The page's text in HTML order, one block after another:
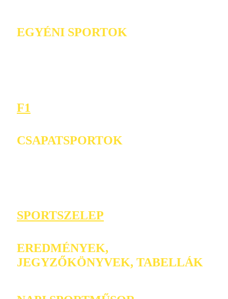
EGYÉNI SPORTOK
F1
CSAPATSPORTOK
SPORTSZELEP
EREDMÉNYEK,
JEGYZŐKÖNYVEK, TABELLÁK